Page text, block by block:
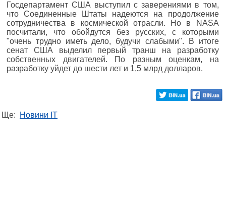
Госдепартамент США выступил с заверениями в том,
что Соединенные Штаты надеются на продолжение
сотрудничества в космической отрасли. Но в NASA
посчитали, что обойдутся без русских, с которыми
"очень трудно иметь дело, будучи слабыми". В итоге
сенат США выделил первый транш на разработку
собственных двигателей. По разным оценкам, на
разработку уйдет до шести лет и 1,5 млрд долларов.
Ще: Новини IT